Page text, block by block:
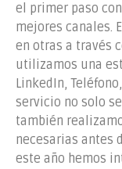
el primer paso
mejores canales.
en otras a través
utilizamos una
LinkedIn,
servicio no solo
también
necesarias antes
este año hemos